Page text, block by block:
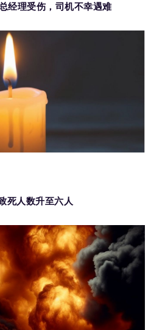
经理受伤，司机不幸遇难
死人数升至六人